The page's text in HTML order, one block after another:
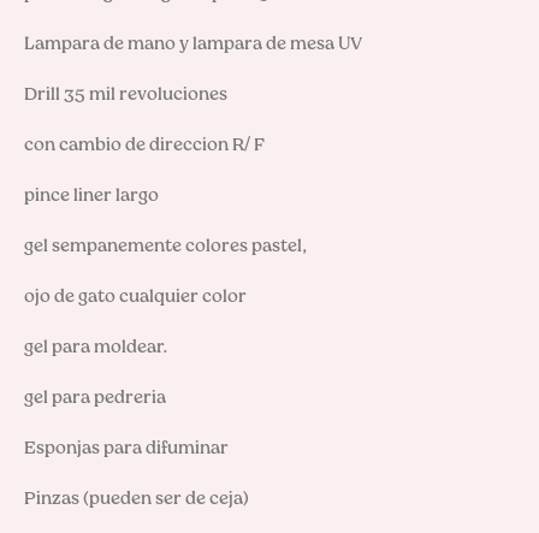
Lampara de mano y lampara de mesa UV
Drill 35 mil revoluciones
con cambio de direccion R/ F
pince liner largo
gel sempanemente colores pastel,
ojo de gato cualquier color
gel para moldear.
gel para pedreria
Esponjas para difuminar
Pinzas (pueden ser de ceja)